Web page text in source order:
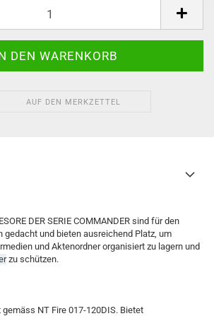
AUF DEN MERKZETTEL
DER SERIE COMMANDER sind für den
gedacht und bieten ausreichend Platz, um
und Aktenordner organisiert zu lagern und
zu schützen.
NT Fire 017-120DIS. Bietet